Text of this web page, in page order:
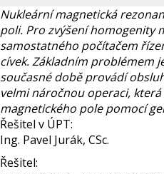
Nukleární magnetická
poli. Pro zvýšení homogenity
samostatného počítačem
cívek. Základním problémem
současné době provádí
velmi náročnou operaci,
magnetického pole pomocí
Řešitel v ÚPT:
Ing. Pavel Jurák, CSc.
Řešitel: